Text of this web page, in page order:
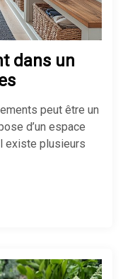
dans un
peut être un
d’un espace
existe plusieurs